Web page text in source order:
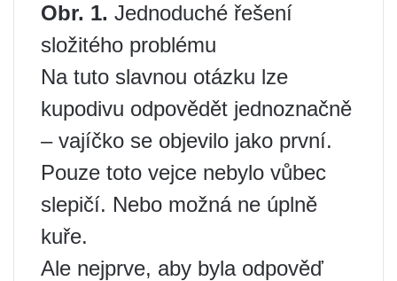
Obr. 1. Jednoduché řešení
složitého problému
Na tuto slavnou otázku lze
kupodivu odpovědět jednoznačně
– vajíčko se objevilo jako první.
Pouze toto vejce nebylo vůbec
slepičí. Nebo možná ne úplně
kuře.
Ale nejprve, aby byla odpověď